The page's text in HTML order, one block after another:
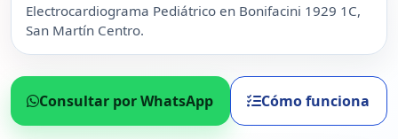
Electrocardiograma Pediátrico en Bonifacini 1929 1C,
San Martín Centro.
Consultar por WhatsApp Cómo funciona